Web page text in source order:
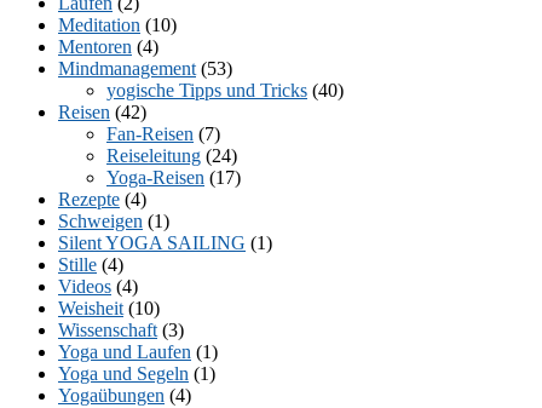
Meditation (10)
Mentoren (4)
Mindmanagement(53)
yogische Tipps und Tricks (40)
Reisen (42)
Fan-Reisen (7)
Reiseleitung (24)
Yoga-Reisen (17)
Rezepte (4)
Schweigen (1)
Silent YOGA SAILING (1)
Stille (4)
Videos (4)
Weisheit(10)
Wissenschaft(3)
Yoga und Laufen (1)
Yoga und Segeln (1)
Yogaübungen (4)